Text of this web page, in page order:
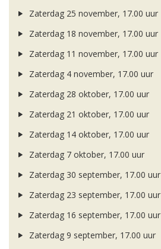
Zaterdag 25 november, 17.00 uur
Zaterdag 18 november, 17.00 uur
Zaterdag 11 november, 17.00 uur
Zaterdag 4 november, 17.00 uur
Zaterdag 28 oktober, 17.00 uur
Zaterdag 21 oktober, 17.00 uur
Zaterdag 14 oktober, 17.00 uur
Zaterdag 7 oktober, 17.00 uur
Zaterdag 30 september, 17.00 uur
Zaterdag 23 september, 17.00 uur
Zaterdag 16 september, 17.00 uur
Zaterdag 9 september, 17.00 uur